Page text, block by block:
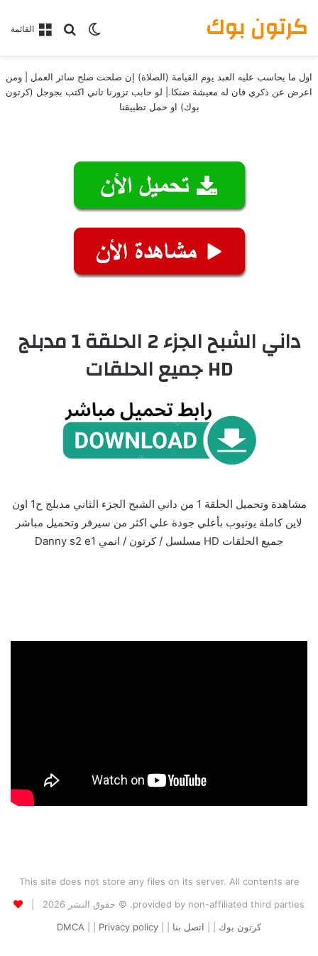
القائمةبحث عن
الوضع المظلم كرتون بوك
اول ما يحاسب عليه العبد يوم القيامة (الصلاة) إن صلحت صلح سائر العمل | ومن
اعرض عن ذكري فان له معيشة ضنكا.| لو حابب تزورنا تاني اكتب بجوجل (كرتون
بوك) او حمل تطبيقنا
داني الشبح الجزء 2 الحلقة 1 مدبلج
HD جميع الحلقات
مشاهدة وتحميل الحلقة 1 من داني الشبح الجزء الثاني مدبلج ح1 اون
لاين كاملة يوتيوب بأعلي جودة علي اكثر من سيرفر وتحميل مباشر
جميع الحلقات HD مسلسل / كرتون / انمي Danny s2 e1
This site does not store any files on its server. All contents are
provided by non-affiliated third parties. © حقوق النشر 2026 |
كرتون بوك
اتصل بنا DMCA Privacy policy